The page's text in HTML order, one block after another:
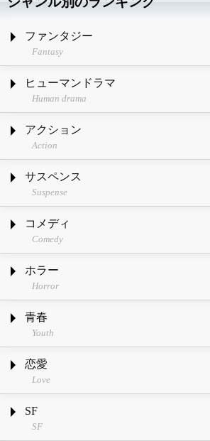
ファンタジー
Fantasy
ヒューマンドラマ
Human drama
アクション
Action
サスペンス
Suspense
コメディ
Comedy
ホラー
Horror
青春
Youth
恋愛
Love
SF
SF